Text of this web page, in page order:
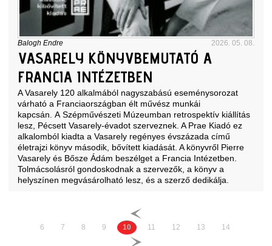
Balogh Endre 2026. 05. 08.
VASARELY KÖNYVBEMUTATÓ A
FRANCIA INTÉZETBEN
A Vasarely 120 alkalmából nagyszabású eseménysorozat
várható a Franciaországban élt művész munkái
kapcsán. A Szépművészeti Múzeumban retrospektív kiállítás
lesz, Pécsett Vasarely-évadot szerveznek. A Prae Kiadó ez
alkalomból kiadta a Vasarely regényes évszázada című
életrajzi könyv második, bővített kiadását. A könyvről Pierre
Vasarely és Bősze Ádám beszélget a Francia Intézetben.
Tolmácsolásról gondoskodnak a szervezők, a könyv a
helyszínen megvásárolható lesz, és a szerző dedikálja.
6 7 8 9 10 11 12 13 14